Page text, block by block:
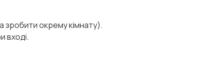
зробити окрему кімнату).
вході.